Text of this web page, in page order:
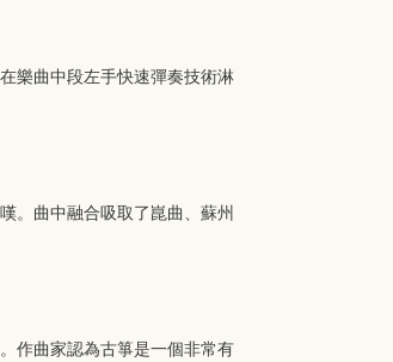
樂曲中段左手快速彈奏技術淋
。曲中融合吸取了崑曲、蘇州
作曲家認為古箏是一個非常有